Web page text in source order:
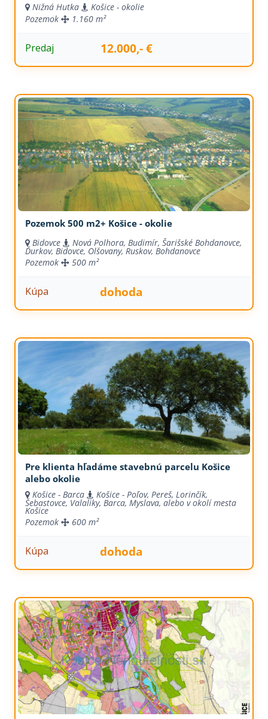
Nižná Hutka
Košice - okolie
Pozemok
1.160 m²
Predaj 12.000,- €
Pozemok 500 m2+ Košice - okolie
Bidovce Nová Polhora, Budimír, Šarišské Bohdanovce,
Ďurkov, Bidovce, Olšovany, Ruskov, Bohdanovce
Pozemok
500 m²
Kúpa dohoda
Pre klienta hľadáme stavebnú parcelu Košice
alebo okolie
Košice - Barca Košice - Poľov, Pereš, Lorinčík,
Šebastovce, Valaliky, Barca, Myslava, alebo v okolí mesta
Košice
Pozemok
600 m²
Kúpa dohoda